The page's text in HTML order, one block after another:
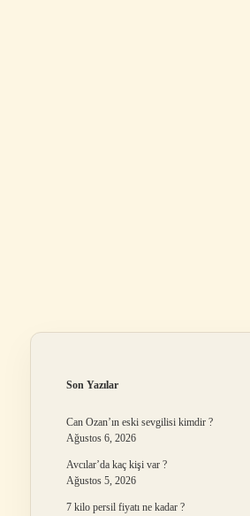
Son Yazılar
Can Ozan’ın eski sevgilisi kimdir ?
Ağustos 6, 2026
Avcılar’da kaç kişi var ?
Ağustos 5, 2026
7 kilo persil fiyatı ne kadar ?